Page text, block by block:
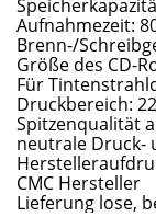
Aufnahmezeit:
Brenn-/
Größe des CD-
Für
Druckbereich:
Spitzenqualität
neutrale Druck-
CMC Hersteller
Lieferung lose,